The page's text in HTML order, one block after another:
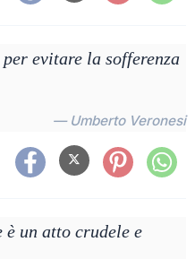
evitare la sofferenza
— Umberto Veronesi
è un atto crudele e